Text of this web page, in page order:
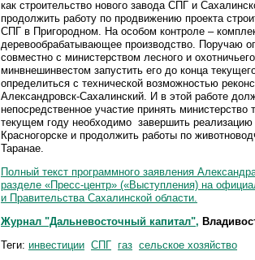
как строительство нового завода СПГ и
продолжить работу по продвижению проекта
СПГ в Пригородном. На особом контроле –
деревообрабатывающее производство. Поручаю
совместно с министерством лесного и
минвнешинвестом запустить его до конца
определиться с технической возможностью
Александровск-Сахалинский. И в этой работе
непосредственное участие принять министерство
текущем году необходимо завершить реализацию
Красногорске и продолжить работы по
Таранае.
Полный текст программного заявления
разделе «Пресс-центр» («Выступления) на
и Правительства Сахалинской области.
Журнал "Дальневосточный капитал",
Теги: инвестиции СПГ газ сельское хозяйство